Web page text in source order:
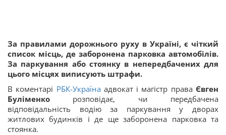
За правилами дорожнього руху в Україні, є чіткий
список місць, де заборонена парковка автомобілів.
За паркування або стоянку в непередбачених для
цього місцях виписують штрафи.
В коментарі РБК-Україна адвокат і магістр права Євген
Буліменко розповідає, чи передбачена
відповідальність водію за паркування у дворах
житлових будинків і де ще заборонена парковка та
стоянка.